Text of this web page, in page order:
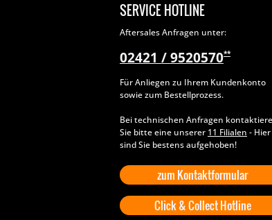
SERVICE HOTLINE
Aftersales Anfragen unter:
02421 / 9520570**
Für Anliegen zu Ihrem Kundenkonto
sowie zum Bestellprozess.
Bei technischen Anfragen
Sie bitte eine unserer 11 Filialen - Hier
sind Sie bestens aufgehoben!
zum Kontaktformular
Click & Collect Hotline